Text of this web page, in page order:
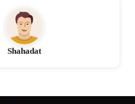
Shahadat